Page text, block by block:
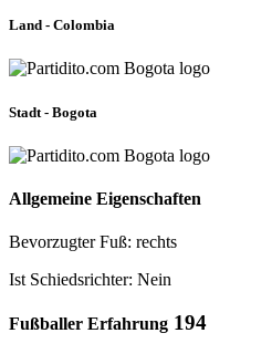
Land - Colombia
Stadt - Bogota
Allgemeine Eigenschaften
Bevorzugter Fuß: rechts
Ist Schiedsrichter: Nein
Fußballer Erfahrung 194